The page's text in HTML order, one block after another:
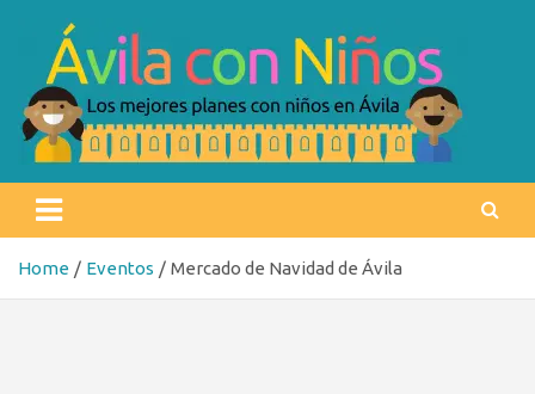
content
Ávila con niños
Home Eventos Mercado de Navidad de Ávila